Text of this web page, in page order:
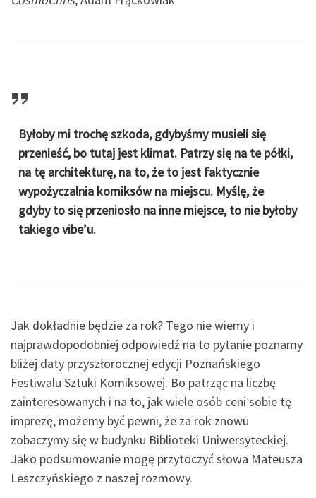
Byłoby mi trochę szkoda, gdybyśmy musieli się
przenieść, bo tutaj jest klimat. Patrzy się na te półki,
na tę architekturę, na to, że to jest faktycznie
wypożyczalnia komiksów na miejscu. Myślę, że
gdyby to się przeniosło na inne miejsce, to nie byłoby
takiego vibe’u.
Jak dokładnie będzie za rok? Tego nie wiemy i
najprawdopodobniej odpowiedź na to pytanie poznamy
bliżej daty przyszłorocznej edycji Poznańskiego
Festiwalu Sztuki Komiksowej. Bo patrząc na liczbę
zainteresowanych i na to, jak wiele osób ceni sobie tę
imprezę, możemy być pewni, że za rok znowu
zobaczymy się w budynku Biblioteki Uniwersyteckiej.
Jako podsumowanie mogę przytoczyć słowa Mateusza
Leszczyńskiego z naszej rozmowy.